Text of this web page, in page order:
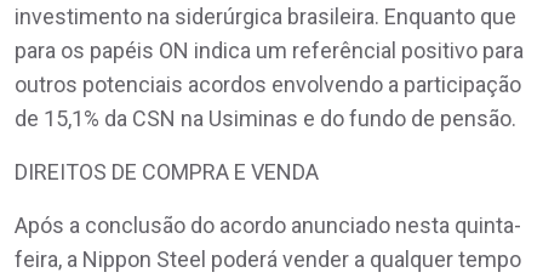
investimento na siderúrgica brasileira. Enquanto que
para os papéis ON indica um referêncial positivo para
outros potenciais acordos envolvendo a participação
de 15,1% da CSN na Usiminas e do fundo de pensão.
DIREITOS DE COMPRA E VENDA
Após a conclusão do acordo anunciado nesta quinta-
feira, a Nippon Steel poderá vender a qualquer tempo